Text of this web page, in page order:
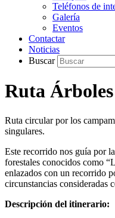
Teléfonos de
Galería
Eventos
Contactar
Noticias
Buscar
Ruta
Ruta circular por los
singulares.
Este recorrido nos guía por
forestales conocidos como
enlazados con un recorrido
circunstancias consideradas
Descripción del itinerario: